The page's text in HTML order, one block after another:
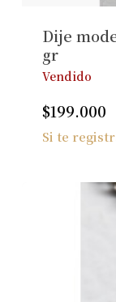
Dije
gr
Vendido
$199.000
Si te